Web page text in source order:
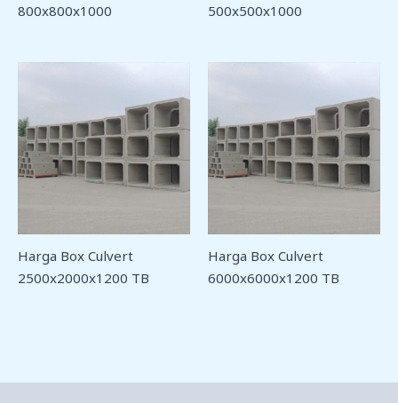
800x800x1000
500x500x1000
Harga Box Culvert
2500x2000x1200 TB
Harga Box Culvert
6000x6000x1200 TB